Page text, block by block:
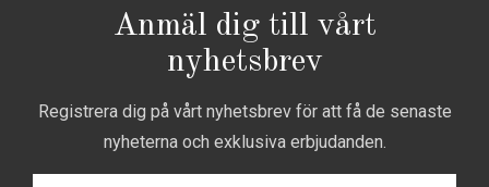
Anmäl dig till vårt
nyhetsbrev
Registrera dig på vårt nyhetsbrev för att få de senaste
nyheterna och exklusiva erbjudanden.